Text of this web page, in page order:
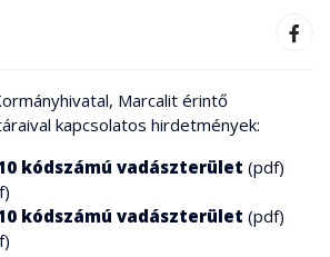
Marcalit érintő
kapcsolatos hirdetmények:
kódszámú vadászterület (pdf)
kódszámú vadászterület (pdf)